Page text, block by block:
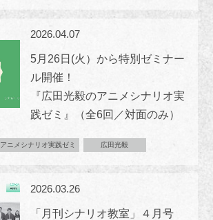
2026.04.07
5月26日(火）から特別ゼミナー
ル開催！
『広田光毅のアニメシナリオ実
践ゼミ』（全6回／対面のみ）
アニメシナリオ実践ゼミ 広田光毅
2026.03.26
「月刊シナリオ教室」４月号